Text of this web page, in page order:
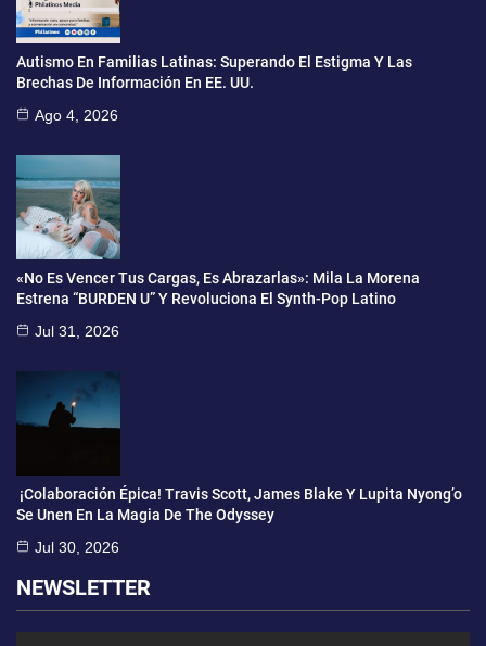
Autismo En Familias Latinas: Superando El Estigma Y Las
Brechas De Información En EE. UU.
Ago 4, 2026
«No Es Vencer Tus Cargas, Es Abrazarlas»: Mila La Morena
Estrena “BURDEN U” Y Revoluciona El Synth-Pop Latino
Jul 31, 2026
¡Colaboración Épica! Travis Scott, James Blake Y Lupita Nyong’o
Se Unen En La Magia De The Odyssey
Jul 30, 2026
NEWSLETTER